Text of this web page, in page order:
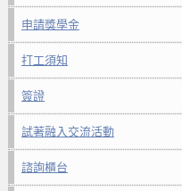
申請獎學金
打工須知
簽證
試著融入交流活動
諮詢櫃台